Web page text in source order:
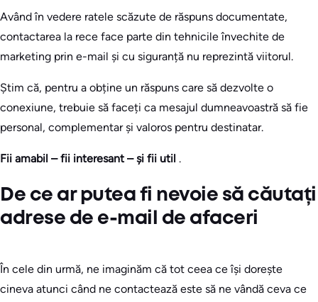
Având în vedere ratele scăzute de răspuns documentate,
contactarea la rece face parte din tehnicile învechite de
marketing prin e-mail și cu siguranță nu reprezintă viitorul.
Știm că, pentru a obține un răspuns care să dezvolte o
conexiune, trebuie să faceți ca mesajul dumneavoastră să fie
personal, complementar și valoros pentru destinatar.
Fii amabil – fii interesant – și fii util .
De ce ar putea fi nevoie să căutați
adrese de e-mail de afaceri
În cele din urmă, ne imaginăm că tot ceea ce își dorește
cineva atunci când ne contactează este să ne vândă ceva ce